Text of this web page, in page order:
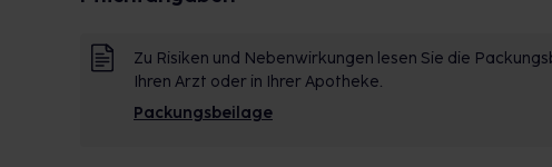
Zu Risiken und Nebenwirkungen lesen Sie die
Ihren Arzt oder in Ihrer Apotheke.
Packungsbeilage